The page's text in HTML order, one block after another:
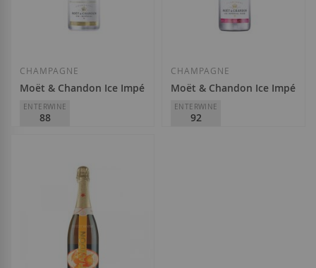
Afegir a la llista de desitjos Afegir a la llista
CHAMPAGNE
Moët & Chandon Ice Impérial
ENTERWINE
88
CHAMPAGNE
Moët & Chandon Ice Impérial
ENTERWINE
92